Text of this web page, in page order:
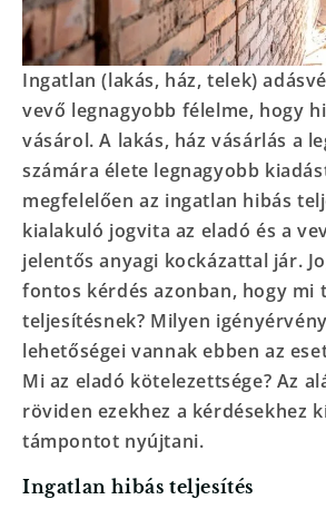
Ingatlan (lakás, ház, telek)
vevő legnagyobb félelme, hogy
vásárol. A lakás, ház vásárlás a
számára élete legnagyobb
megfelelően az ingatlan hibás
kialakuló jogvita az eladó és a
jelentős anyagi kockázattal jár.
fontos kérdés azonban, hogy mi
teljesítésnek? Milyen
lehetőségei vannak ebben az
Mi az eladó kötelezettsége? Az
röviden ezekhez a kérdésekhez
támpontot nyújtani.
Ingatlan hibás teljesítés